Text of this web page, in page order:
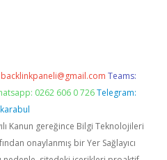
backlinkpaneli@gmail.com Teams:
0262 606 0 726 Telegram:
Kanun gereğince Bilgi Teknolojileri
onaylanmış bir Yer Sağlayıcı